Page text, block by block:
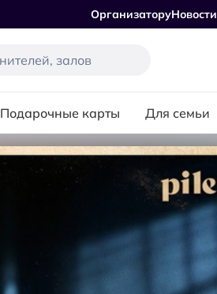
ОрганизаторуНовости
Подарочные карты Для семьи